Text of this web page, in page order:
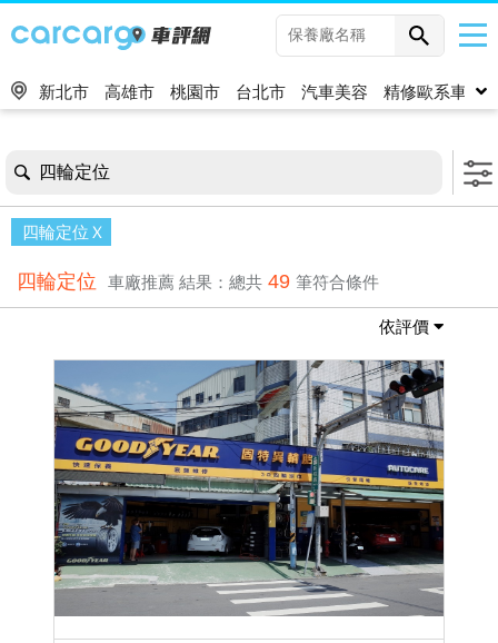
新北市 高雄市 桃園市 台北市 汽車美容 精修歐系車
四輪定位
四輪定位
四輪定位 車廠推薦 結果：總共 49 筆符合條件
依評價